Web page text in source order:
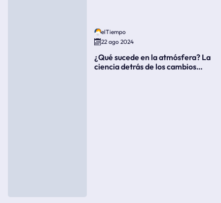
elTiempo
22 ago 2024
¿Qué sucede en la atmósfera? La
ciencia detrás de los cambios